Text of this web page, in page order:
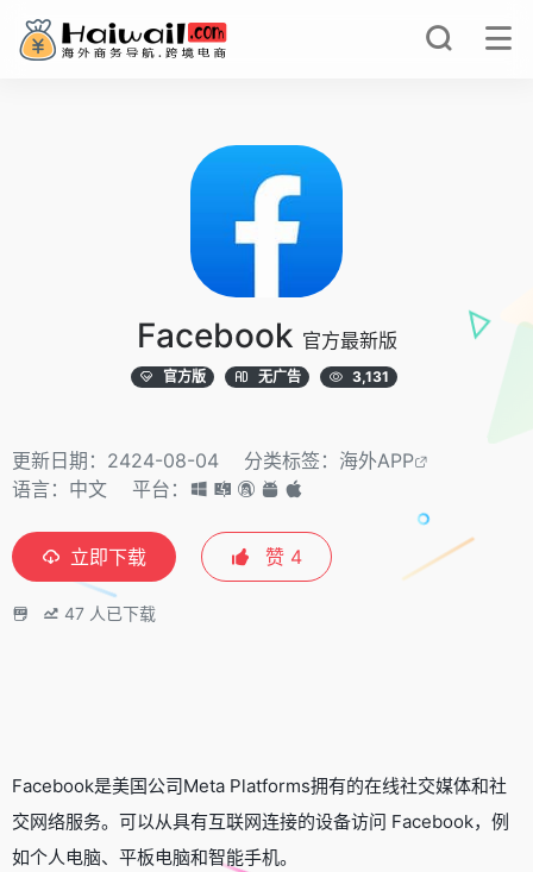
Facebook 官方最新版
官方版 无广告 3,131
更新日期：2424-08-04 分类标签： 海外APP
语言：中文
平台：
立即下载 赞 4
47 人已下载
Facebook是美国公司Meta Platforms拥有的在线社交媒体和社
交网络服务。可以从具有互联网连接的设备访问 Facebook，例
如个人电脑、平板电脑和智能手机。